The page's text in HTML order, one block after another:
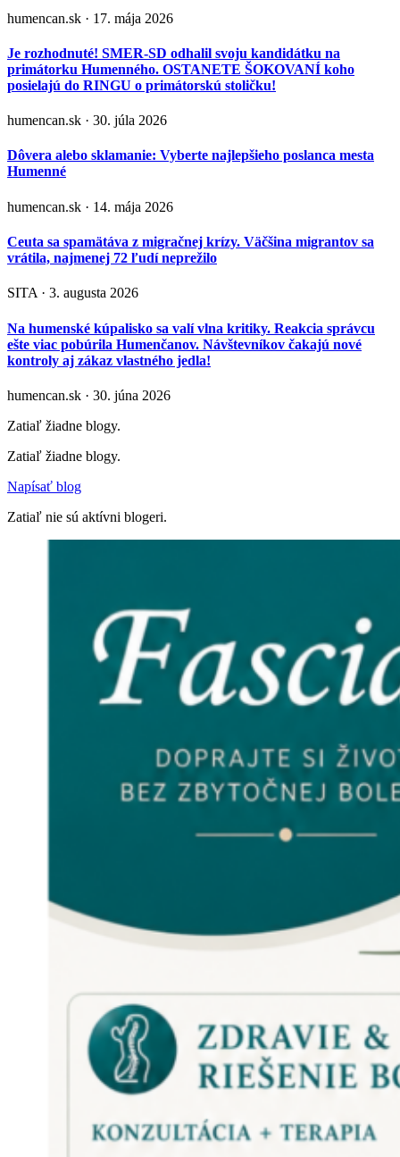
humencan.sk · 17. mája 2026
Je rozhodnuté! SMER-SD odhalil svoju kandidátku na
primátorku Humenného. OSTANETE ŠOKOVANÍ koho
posielajú do RINGU o primátorskú stoličku!
humencan.sk · 30. júla 2026
Dôvera alebo sklamanie: Vyberte najlepšieho poslanca mesta
Humenné
humencan.sk · 14. mája 2026
Ceuta sa spamätáva z migračnej krízy. Väčšina migrantov sa
vrátila, najmenej 72 ľudí neprežilo
SITA · 3. augusta 2026
Na humenské kúpalisko sa valí vlna kritiky. Reakcia správcu
ešte viac pobúrila Humenčanov. Návštevníkov čakajú nové
kontroly aj zákaz vlastného jedla!
humencan.sk · 30. júna 2026
Zatiaľ žiadne blogy.
Zatiaľ žiadne blogy.
Napísať blog
Zatiaľ nie sú aktívni blogeri.